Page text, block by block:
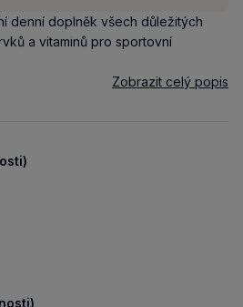
denní doplněk všech důležitých
a vitaminů pro sportovní
Zobrazit celý popis